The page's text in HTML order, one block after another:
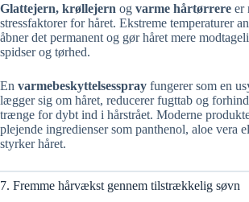
Glattejern, krøllejern og varme hårtørrere er
stressfaktorer for håret. Ekstreme temperaturer
åbner det permanent og gør håret mere
spidser og tørhed.
En varmebeskyttelsesspray fungerer som en
lægger sig om håret, reducerer fugttab og
trænge for dybt ind i hårstrået. Moderne
plejende ingredienser som panthenol, aloe vera
styrker håret.
7. Fremme hårvækst gennem tilstrækkelig søvn